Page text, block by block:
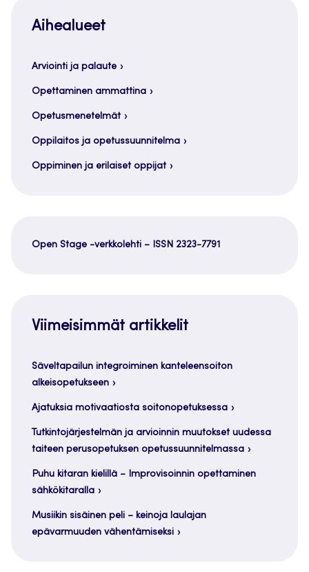
Aihealueet
Arviointi ja palaute
Opettaminen ammattina
Opetusmenetelmät
Oppilaitos ja opetussuunnitelma
Oppiminen ja erilaiset oppijat
Open Stage -verkkolehti – ISSN 2323-7791
Viimeisimmät artikkelit
Säveltapailun integroiminen kanteleensoiton
alkeisopetukseen
Ajatuksia motivaatiosta soitonopetuksessa
Tutkintojärjestelmän ja arvioinnin muutokset uudessa
taiteen perusopetuksen opetussuunnitelmassa
Puhu kitaran kielillä – Improvisoinnin opettaminen
sähkökitaralla
Musiikin sisäinen peli – keinoja laulajan
epävarmuuden vähentämiseksi